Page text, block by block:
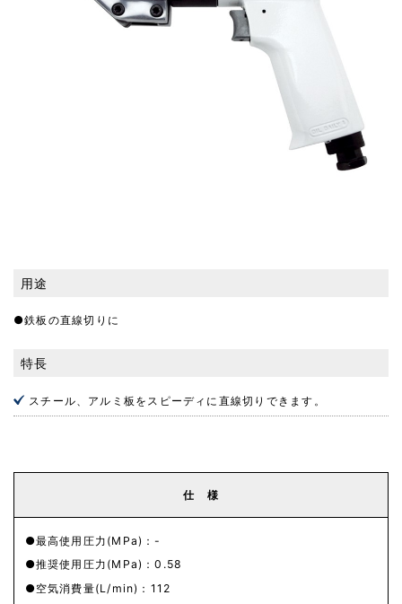
用途
●鉄板の直線切りに
特長
スチール、アルミ板をスピーディに直線切りできます。
仕 様
最高使用圧力(MPa)：-
推奨使用圧力(MPa)：0.58
空気消費量(L/min)：112